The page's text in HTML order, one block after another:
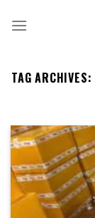
TAG ARCHIVES: